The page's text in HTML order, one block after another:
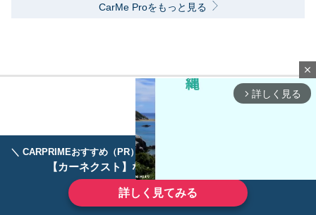
＼ CARPRIMEおすすめ（PR） ／ディーラーで手放すのはもったいない！
【カーネクスト】ならどんなクルマも高価買取
詳しく見てみる
CarMe Proをもっと見る
close
arrow_forward_ios 詳しく見る